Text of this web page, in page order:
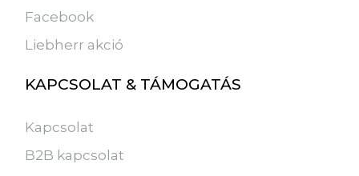
Facebook
Liebherr akció
KAPCSOLAT & TÁMOGATÁS
Kapcsolat
B2B kapcsolat